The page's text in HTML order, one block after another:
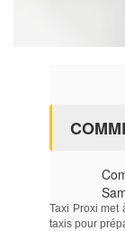
Taxi Proxi met
taxis pour